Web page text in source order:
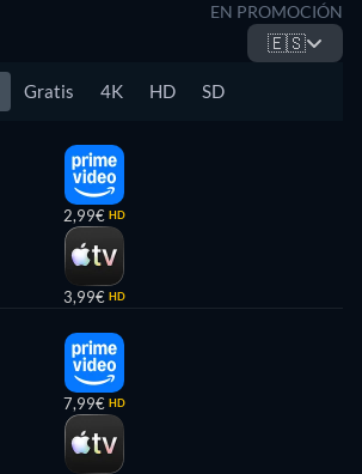
EN PROMOCIÓN
🇪🇸
Gratis 4K HD SD
2,99€ HD
3,99€ HD
7,99€ HD